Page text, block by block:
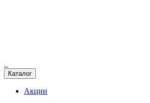
Каталог
Акции